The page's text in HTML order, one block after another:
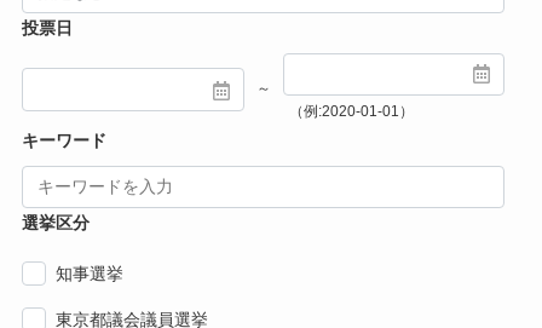
投票日
～
（例:2020-01-01）
キーワード
選挙区分
知事選挙
東京都議会議員選挙